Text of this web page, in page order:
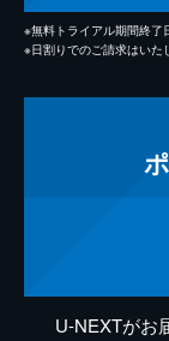
※無料トライアル期間終了
※日割りでのご請求はいた
U-NEXTがお